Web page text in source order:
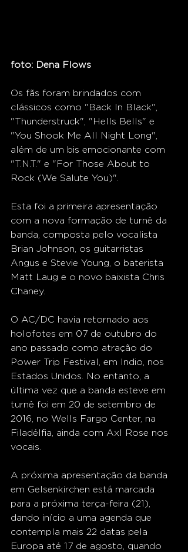
foto: Dena Flows
Os fãs foram brindados com
clássicos como "Back In Black",
"Thunderstruck", "Hells Bells" e
"You Shook Me All Night Long",
além de um bis emocionante com
"T.N.T." e "For Those About to
Rock (We Salute You)".
Esta foi a primeira apresentação
com a nova formação de turnê da
banda, composta pelo vocalista
Brian Johnson, os guitarristas
Angus e Stevie Young, o baterista
Matt Laug e o novo baixista Chris
Chaney.
O AC/DC havia retornado aos
holofotes em 07 de outubro do
ano passado como atração do
Power Trip Festival, em Indio, nos
Estados Unidos. No entanto, a
última vez que a banda esteve em
turnê foi em 20 de setembro de
2016, no Wells Fargo Center, na
Filadélfia, ainda com Axl Rose nos
vocais.
A próxima apresentação da banda
em Gelsenkirchen está marcada
para a próxima terça-feira (21),
dando início a uma agenda que
contempla mais 22 datas pela
Europa até 17 de agosto, quando